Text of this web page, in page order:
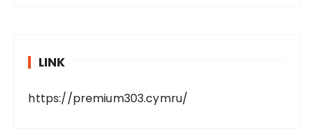
LINK
https://premium303.cymru/